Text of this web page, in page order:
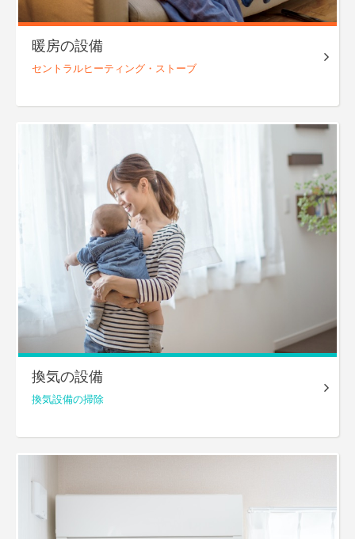
暖房の設備
セントラルヒーティング・ ストーブ
換気の設備
換気設備の掃除